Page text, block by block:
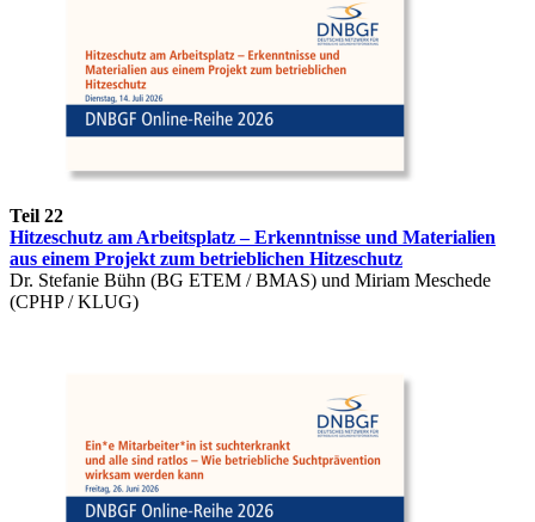
Teil 22
Hitzeschutz am Arbeitsplatz – Erkenntnisse und Materialien
aus einem Projekt zum betrieblichen Hitzeschutz
Dr. Stefanie Bühn (BG ETEM / BMAS) und Miriam Meschede
(CPHP / KLUG)